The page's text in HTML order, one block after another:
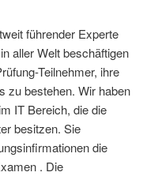
führender Experte
aller Welt beschäftigen
Teilnehmer, ihre
zu bestehen. Wir haben
IT Bereich, die die
besitzen. Sie
die
. Die